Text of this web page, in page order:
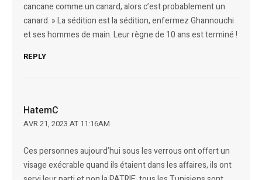
cancane comme un canard, alors c’est probablement un
canard. » La sédition est la sédition, enfermez Ghannouchi
et ses hommes de main. Leur règne de 10 ans est terminé !
REPLY
HatemC
AVR 21, 2023 AT 11:16AM
Ces personnes aujourd’hui sous les verrous ont offert un
visage exécrable quand ils étaient dans les affaires, ils ont